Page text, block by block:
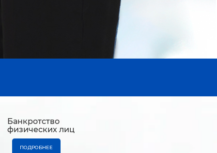
Банкротство
физических лиц
ПОДРОБНЕЕ